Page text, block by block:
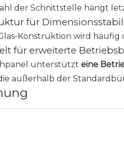
der Schnittstelle hängt
für
Konstruktion wird
für erweiterte
unterstützt eine
außerhalb der